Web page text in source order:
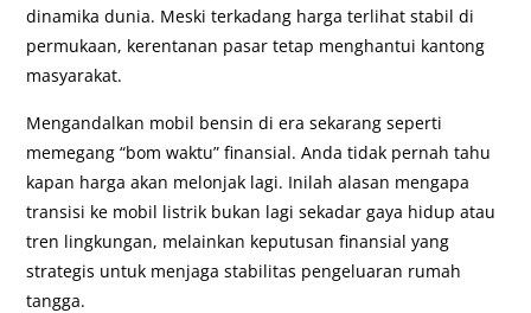
dinamika dunia. Meski terkadang harga terlihat stabil di
permukaan, kerentanan pasar tetap menghantui kantong
masyarakat.
Mengandalkan mobil bensin di era sekarang seperti
memegang “bom waktu” finansial. Anda tidak pernah tahu
kapan harga akan melonjak lagi. Inilah alasan mengapa
transisi ke mobil listrik bukan lagi sekadar gaya hidup atau
tren lingkungan, melainkan keputusan finansial yang
strategis untuk menjaga stabilitas pengeluaran rumah
tangga.